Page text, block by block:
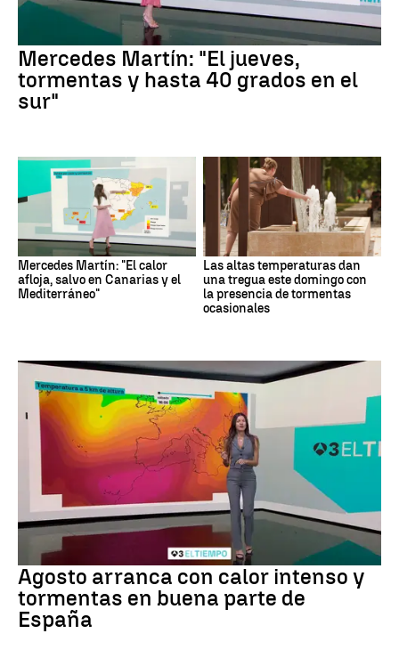
Mercedes Martín: "El jueves,
tormentas y hasta 40 grados en el
sur"
Mercedes Martín: "El calor
afloja, salvo en Canarias y el
Mediterráneo"
Las altas temperaturas dan
una tregua este domingo con
la presencia de tormentas
ocasionales
Tiempo
Agosto arranca con calor intenso y
tormentas en buena parte de
España